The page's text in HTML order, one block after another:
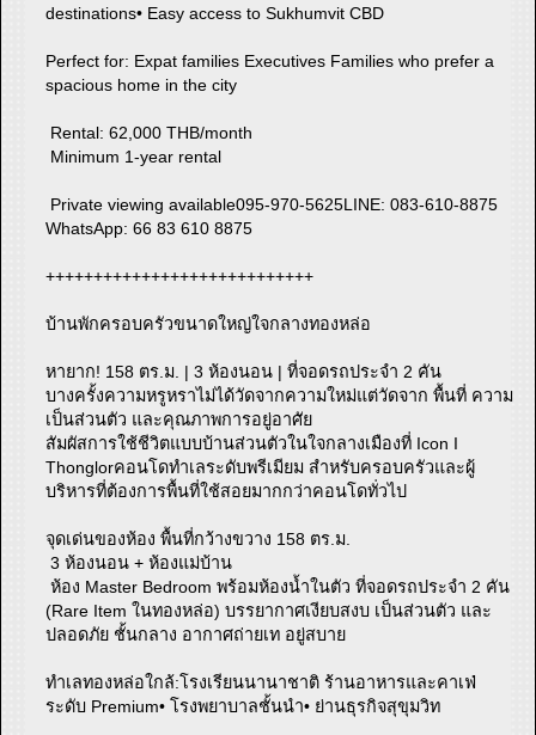
destinations• Easy access to Sukhumvit CBD
Perfect for: Expat families Executives Families who prefer a
spacious home in the city
Rental: 62,000 THB/month
Minimum 1-year rental
Private viewing available095-970-5625LINE: 083-610-8875
WhatsApp: 66 83 610 8875
++++++++++++++++++++++++++++
บ้านพักครอบครัวขนาดใหญ่ใจกลางทองหล่อ
หายาก! 158 ตร.ม. | 3 ห้องนอน | ที่จอดรถประจำ 2 คัน
บางครั้งความหรูหราไม่ได้วัดจากความใหม่แต่วัดจาก พื้นที่ ความ
เป็นส่วนตัว และคุณภาพการอยู่อาศัย
สัมผัสการใช้ชีวิตแบบบ้านส่วนตัวในใจกลางเมืองที่ Icon I
Thonglorคอนโดทำเลระดับพรีเมียม สำหรับครอบครัวและผู้
บริหารที่ต้องการพื้นที่ใช้สอยมากกว่าคอนโดทั่วไป
จุดเด่นของห้อง พื้นที่กว้างขวาง 158 ตร.ม.
3 ห้องนอน + ห้องแม่บ้าน
ห้อง Master Bedroom พร้อมห้องน้ำในตัว ที่จอดรถประจำ 2 คัน
(Rare Item ในทองหล่อ) บรรยากาศเงียบสงบ เป็นส่วนตัว และ
ปลอดภัย ชั้นกลาง อากาศถ่ายเท อยู่สบาย
ทำเลทองหล่อใกล้:โรงเรียนนานาชาติ ร้านอาหารและคาเฟ่
ระดับ Premium• โรงพยาบาลชั้นนำ• ย่านธุรกิจสุขุมวิท